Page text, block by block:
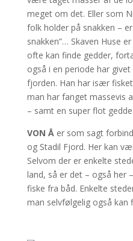
meget om det. Eller som
folk holder på snakken –
snakken”… Skaven Huse
ofte kan finde gedder,
også i en periode har
fjorden. Han har især
man har fanget massevis
– samt en super flot
VON Åer som sagt
og Stadil Fjord. Her kan
Selvom der er enkelte
land, så er det – også her
fiske fra båd. Enkelte
man selvfølgelig også kan